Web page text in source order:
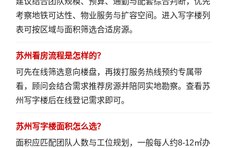
考察地铁可达性、物业服务与扩容空间。 进入写字楼列
表可按区域与面积筛选合适房源。
苏州看房流程是怎样的？
可先在线筛选意向楼盘，再拨打服务热线预约专属带
看，顾问会结合需求推荐房源并陪同实地勘察。 查看苏
州写字楼后在线登记需求即可。
苏州写字楼面积怎么选？
面积应匹配团队人数与工位规划，一般每人约8-12㎡办